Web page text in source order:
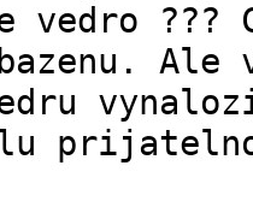
vedro ???
Ale